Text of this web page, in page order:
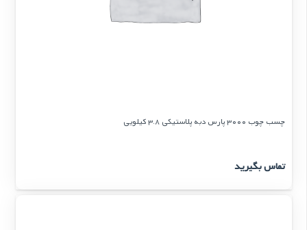
چسب چوب 3000 پارس دبه پلاستیكی 3.8 كیلویی
تماس بگیرید